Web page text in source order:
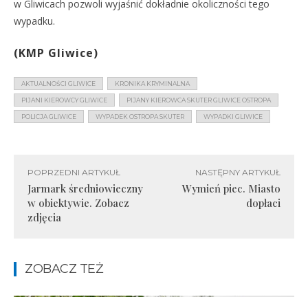
w Gliwicach pozwoli wyjaśnić dokładnie okoliczności tego
wypadku.
(KMP Gliwice)
AKTUALNOŚCI GLIWICE KRONIKA KRYMINALNA
PIJANI KIEROWCY GLIWICE PIJANY KIEROWCA SKUTER GLIWICE OSTROPA
POLICJA GLIWICE WYPADEK OSTROPA SKUTER WYPADKI GLIWICE
POPRZEDNI ARTYKUŁ
Jarmark średniowieczny
w obiektywie. Zobacz
zdjęcia
NASTĘPNY ARTYKUŁ
Wymień piec. Miasto
dopłaci
ZOBACZ TEŻ